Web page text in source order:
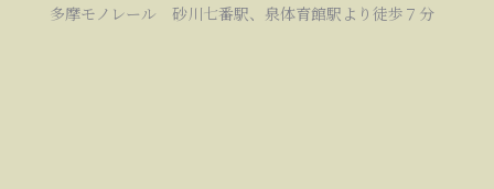
多摩モノレール 砂川七番駅、泉体育館駅より徒歩７分